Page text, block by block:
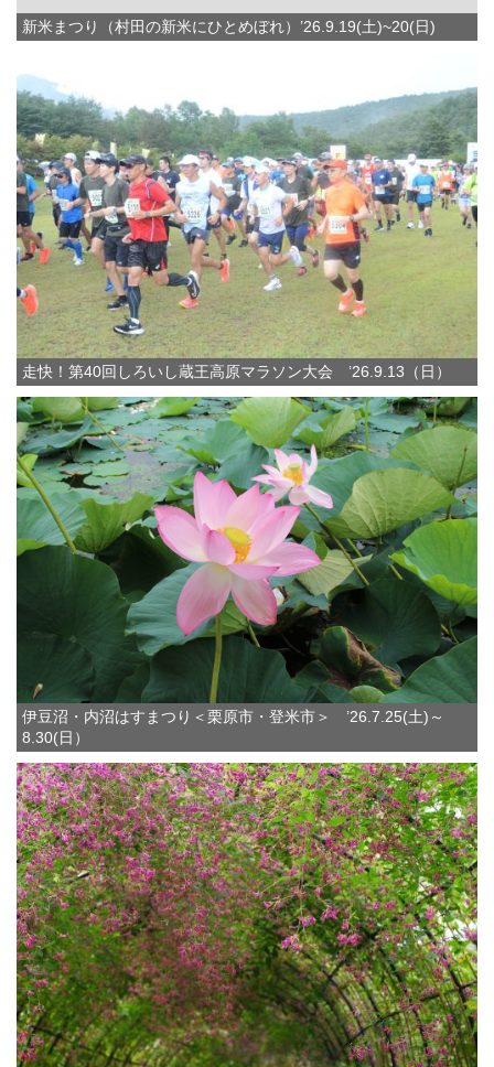
新米まつり（村田の新米にひとめぼれ）’26.9.19(土)~20(日)
走快！第40回しろいし蔵王高原マラソン大会 ’26.9.13（日）
伊豆沼・内沼はすまつり＜栗原市・登米市＞ ’26.7.25(土)～
8.30(日）